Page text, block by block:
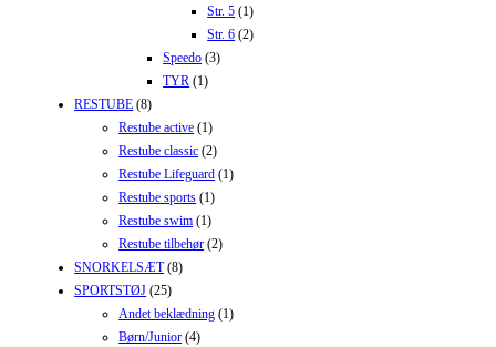
Str. 5 (1)
Str. 6 (2)
Speedo (3)
TYR (1)
RESTUBE (8)
Restube active (1)
Restube classic (2)
Restube Lifeguard (1)
Restube sports (1)
Restube swim (1)
Restube tilbehør (2)
SNORKELSÆT (8)
SPORTSTØJ (25)
Andet beklædning (1)
Børn/Junior (4)